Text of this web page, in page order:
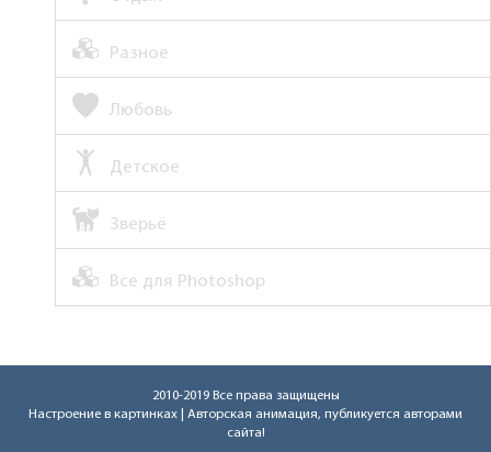
Разное
Любовь
Детское
Зверьё
Все для Photoshop
2010-2019 Все права защищены
Настроение в картинках | Авторская анимация, публикуется авторами
сайта!